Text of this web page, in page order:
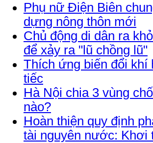
Phụ nữ Điện Biên
dựng nông thôn mới
Chủ động di dân ra
để xảy ra "lũ chồng lũ"
Thích ứng biến đổi khí
tiếc
Hà Nội chia 3 vùng
nào?
Hoàn thiện quy định
tài nguyên nước: Khơi